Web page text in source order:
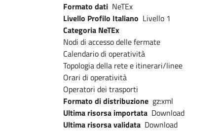
Formato dati NeTEx
Livello Profilo Italiano Livello 1
Categoria NeTEx
Nodi di accesso delle fermate
Calendario di operatività
Topologia della rete e itinerari/linee
Orari di operatività
Operatori dei trasporti
Formato di distribuzione gz:xml
Ultima risorsa importata Download
Ultima risorsa validata Download